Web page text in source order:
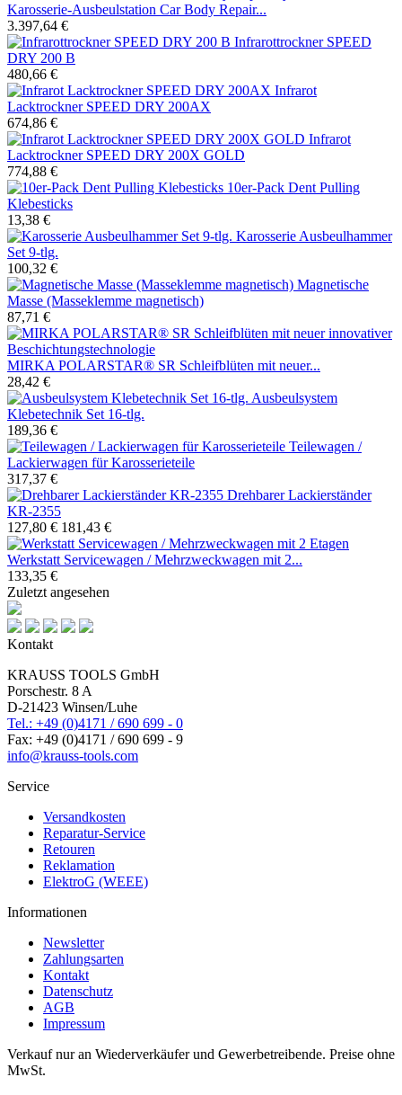
Karosserie-Ausbeulstation Car Body Repair...
3.397,64 €
Infrarottrockner SPEED
DRY 200 B
480,66 €
Infrarot
Lacktrockner SPEED DRY 200AX
674,86 €
Infrarot
Lacktrockner SPEED DRY 200X GOLD
774,88 €
10er-Pack Dent Pulling
Klebesticks
13,38 €
Karosserie Ausbeulhammer
Set 9-tlg.
100,32 €
Magnetische
Masse (Masseklemme magnetisch)
87,71 €
MIRKA POLARSTAR® SR Schleifblüten mit neuer...
28,42 €
Ausbeulsystem
Klebetechnik Set 16-tlg.
189,36 €
Teilewagen /
Lackierwagen für Karosserieteile
317,37 €
Drehbarer Lackierständer
KR-2355
127,80 € 181,43 €
Werkstatt Servicewagen / Mehrzweckwagen mit 2...
133,35 €
Zuletzt angesehen
Kontakt
KRAUSS TOOLS GmbH
Porschestr. 8 A
D-21423 Winsen/Luhe
Tel.: +49 (0)4171 / 690 699 - 0
Fax: +49 (0)4171 / 690 699 - 9
info@krauss-tools.com
Service
Versandkosten
Reparatur-Service
Retouren
Reklamation
ElektroG (WEEE)
Informationen
Newsletter
Zahlungsarten
Kontakt
Datenschutz
AGB
Impressum
Verkauf nur an Wiederverkäufer und Gewerbetreibende. Preise ohne
MwSt.